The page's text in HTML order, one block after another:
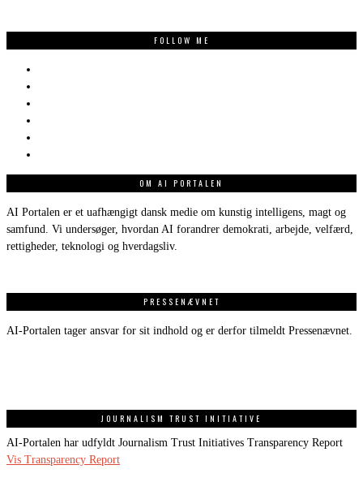
FOLLOW ME
OM AI PORTALEN
AI Portalen er et uafhængigt dansk medie om kunstig intelligens, magt og
samfund. Vi undersøger, hvordan AI forandrer demokrati, arbejde, velfærd,
rettigheder, teknologi og hverdagsliv.
PRESSENÆVNET
AI-Portalen tager ansvar for sit indhold og er derfor tilmeldt Pressenævnet.
JOURNALISM TRUST INITIATIVE
AI-Portalen har udfyldt Journalism Trust Initiatives Transparency Report
Vis Transparency Report